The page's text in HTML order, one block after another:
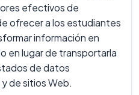
efectivos de
ofrecer a los estudiantes
información en
en lugar de transportarla
de datos
de sitios Web.